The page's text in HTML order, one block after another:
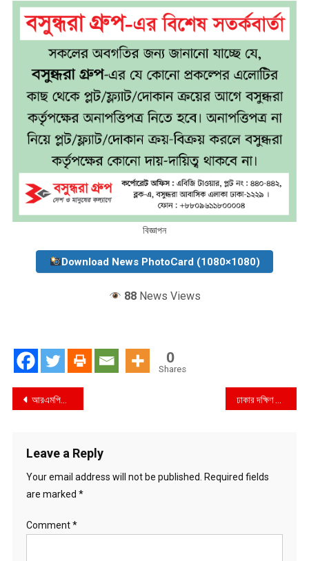
বিজ্ঞাপন
Download News PhotoCard (1080×1080)
88News Views
0
Shares
Post
আরএমপিতে বদলি জানিত বিদায় সংবর্ধনা অনুষ্ঠান অনুষ্ঠিত ঢাকার দক্ষিণ কেরাণীগঞ্জে র‍্যাবের অভিযানে ইয়াবা ও গাঁজা সহ ১ জন গ্রেফতার
Leave a Reply
Your email address will not be published. Required fields
are marked *
Comment*